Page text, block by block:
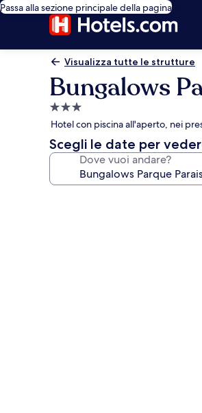
Passa alla sezione principale della pagina
Visualizza tutte le strutture
Bungalows
Struttura
a
3.0
stelle
Hotel con piscina all'aperto, nei
Scegli le date per
Dove vuoi andare?